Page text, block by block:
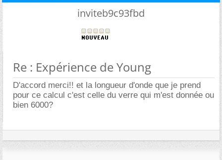
inviteb9c93fbd
Re : Expérience de Young
D'accord merci!! et la longueur d'onde que je prend
pour ce calcul c'est celle du verre qui m'est donnée ou
bien 6000?